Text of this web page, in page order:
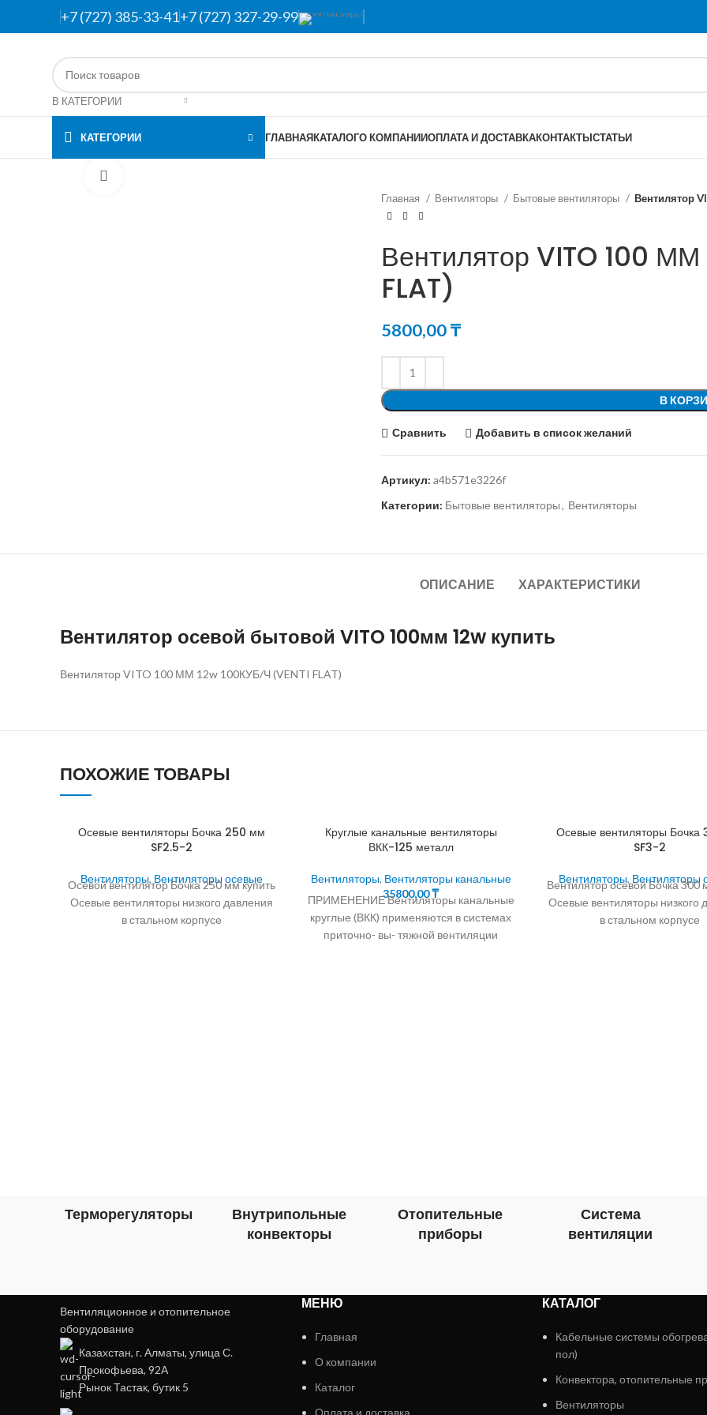
+7 (727) 385-33-41+7 (727) 327-29-99
В КАТЕГОРИИ
КАТЕГОРИИ ГЛАВНАЯКАТАЛОГО КОМПАНИИОПЛАТА И ДОСТАВКАКОНТАКТЫСТАТЬИ
Главная
Вентиляторы Бытовые вентиляторы Вентилятор
Вентилятор VITO 100
FLAT)
5800,00₸
В
Сравнить Добавить в список желаний
Артикул:a4b571e3226f
Категории: Бытовые вентиляторы, Вентиляторы
ОПИСАНИЕ ХАРАКТЕРИСТИКИ
Вентилятор осевой бытовой VITO 100мм 12w купить
Вентилятор VITO 100 ММ 12w 100КУБ/Ч (VENTI FLAT)
ПОХОЖИЕ ТОВАРЫ
Осевые вентиляторы Бочка 250 мм
SF2.5-2
Вентиляторы, Вентиляторы осевые
Осевой вентилятор Бочка 250 мм купить
Осевые вентиляторы низкого давления
в стальном корпусе
Круглые канальные вентиляторы
ВКК-125 металл
Вентиляторы, Вентиляторы канальные
35800,00₸
ПРИМЕНЕНИЕ Вентиляторы канальные
круглые (ВКК) применяются в системах
приточно- вы- тяжной вентиляции
Осевые вентиляторы
SF3-2
Вентиляторы, Вентиляторы
Вентилятор осевой Бочка 300
Осевые вентиляторы низкого
в стальном корпусе
Терморегуляторы
Внутрипольные
конвекторы
Отопительные
приборы
Система
вентиляции
Вентиляционное и отопительное
оборудование
Казахстан, г. Алматы, улица С.
Прокофьева, 92А
Рынок Тастак, бутик 5
МЕНЮ
Главная
О компании
Каталог
Оплата и доставка
КАТАЛОГ
Кабельные системы
пол)
Конвектора, отопительные
Вентиляторы